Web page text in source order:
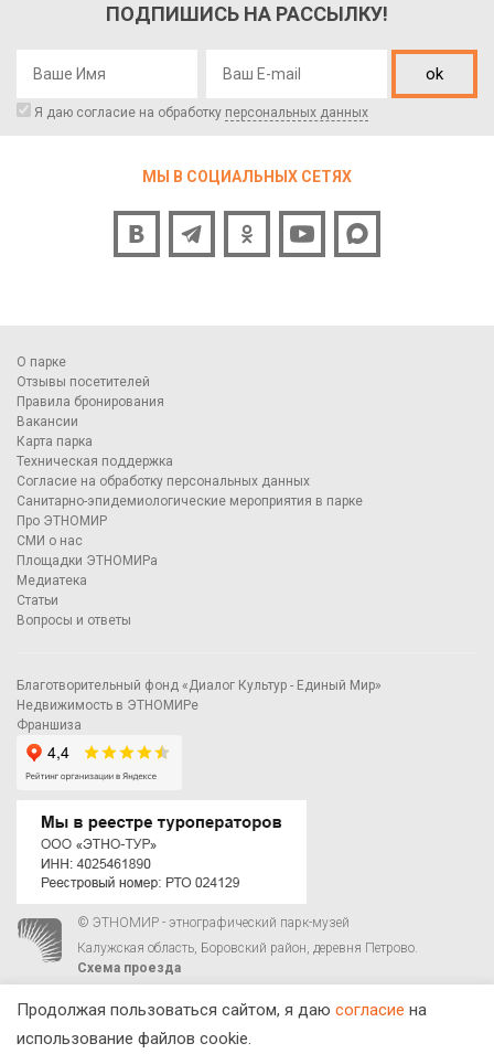
ПОДПИШИСЬ НА РАССЫЛКУ!
ok
Я даю согласие на обработку персональных данных
МЫ В СОЦИАЛЬНЫХ СЕТЯХ
О парке
Отзывы посетителей
Правила бронирования
Вакансии
Карта парка
Техническая поддержка
Согласие на обработку персональных данных
Санитарно-эпидемиологические мероприятия в парке
Про ЭТНОМИР
СМИ о нас
Площадки ЭТНОМИРа
Медиатека
Статьи
Вопросы и ответы
Благотворительный фонд «Диалог Культур - Единый Мир»
Недвижимость в ЭТНОМИРе
Франшиза
© ЭТНОМИР - этнографический парк-музей
Калужская область, Боровский район, деревня Петрово.
Схема проезда
Продолжая пользоваться сайтом, я даю согласие на
использование файлов cookie.